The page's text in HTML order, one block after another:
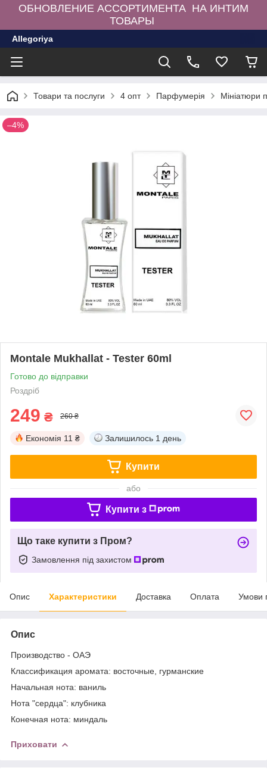
ОБНОВЛЕНИЕ АССОРТИМЕНТА НА ИНТИМ
ТОВАРЫ
Allegoriya
Товари та послуги 4 опт Парфумерія Мініатюри
–4%
Montale Mukhallat - Tester 60ml
Готово до відправки
Роздріб
249 ₴ 260 ₴
Економія 11 ₴ Залишилось 1 день
Купити
або
Купити з
Що таке купити з Пром?
Замовлення під захистом
Опис Характеристики Доставка Оплата Умови
Опис
Производство - ОАЭ
Классификация аромата: восточные, гурманские
Начальная нота: ваниль
Нота "сердца": клубника
Конечная нота: миндаль
Приховати